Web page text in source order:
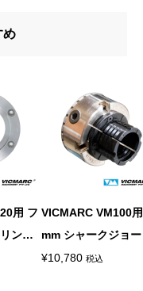
め
用 フ
ング
VICMARC VM100
mm シャークジョー
¥10,780 税込